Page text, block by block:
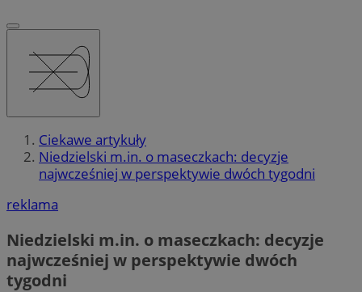
Ciekawe artykuły
Niedzielski m.in. o maseczkach: decyzje
najwcześniej w perspektywie dwóch tygodni
reklama
Niedzielski m.in. o maseczkach: decyzje
najwcześniej w perspektywie dwóch
tygodni